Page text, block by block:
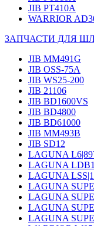
JIB PT410A
WARRIOR
ЗАПЧАСТИ ДЛЯ
JIB MM491G
JIB OSS-75A
JIB WS25-200
JIB 21106
JIB BD1600VS
JIB BD4800
JIB BD61000
JIB MM493B
JIB SD12
LAGUNA
LAGUNA
LAGUNA
LAGUNA
LAGUNA
LAGUNA
LAGUNA